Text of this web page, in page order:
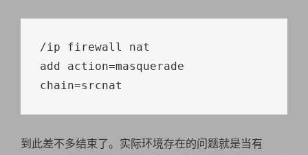
/ip firewall nat
add action=masquerade
chain=srcnat
到此差不多结束了。实际环境存在的问题就是当有